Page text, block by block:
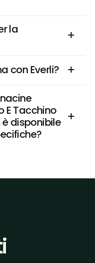
la
con Everli?
E Tacchino
è disponibile